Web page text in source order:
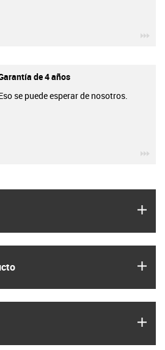
de 4 años
se puede esperar de nosotros.